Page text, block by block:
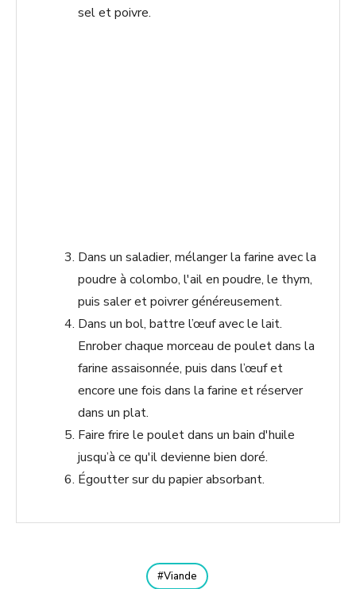
sel et poivre.
Dans un saladier, mélanger la farine avec la
poudre à colombo, l'ail en poudre, le thym,
puis saler et poivrer généreusement.
Dans un bol, battre l’œuf avec le lait.
Enrober chaque morceau de poulet dans la
farine assaisonnée, puis dans l’œuf et
encore une fois dans la farine et réserver
dans un plat.
Faire frire le poulet dans un bain d'huile
jusqu’à ce qu'il devienne bien doré.
Égoutter sur du papier absorbant.
Viande